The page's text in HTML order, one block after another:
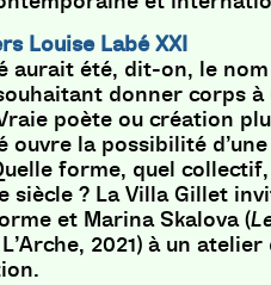
Louise Labé XXI
aurait été, dit-on, le
donner corps
poète ou création
ouvre la possibilité
forme, quel
siècle ? La Villa Gillet
et Marina Skalova (
2021) à un